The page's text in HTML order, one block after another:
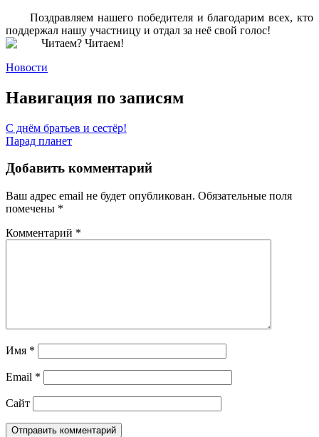
Поздравляем нашего победителя и благодарим всех, кто
поддержал нашу участницу и отдал за неё свой голос!
Новости
Навигация по записям
С днём братьев и сестёр!
Парад планет
Добавить комментарий
Ваш адрес email не будет опубликован. Обязательные поля
помечены *
Комментарий *
Имя *
Email *
Сайт